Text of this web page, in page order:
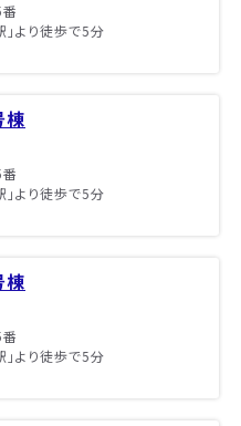
より徒歩で5分
棟
より徒歩で5分
棟
より徒歩で5分